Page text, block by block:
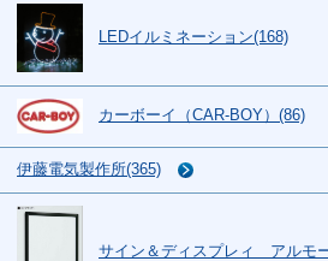
LEDイルミネーション(168)
カーボーイ（CAR-BOY）(86)
伊藤電気製作所(365)
サイン＆ディスプレィ アルモ